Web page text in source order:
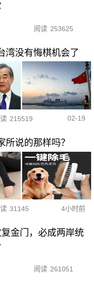
阅读 253625
湾没有悔棋机会了
215519 02-19
说的那样吗？
31145 4小时前
金门，必成两岸统
阅读 261051